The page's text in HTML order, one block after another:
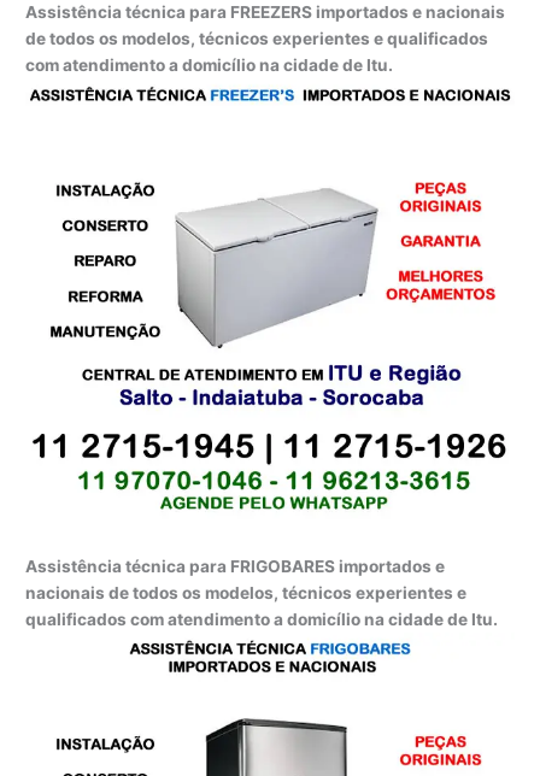
Assistência técnica para FREEZERS importados e nacionais
de todos os modelos, técnicos experientes e qualificados
com atendimento a domicílio na cidade de Itu.
Assistência técnica para FRIGOBARES importados e
nacionais de todos os modelos, técnicos experientes e
qualificados com atendimento a domicílio na cidade de Itu.